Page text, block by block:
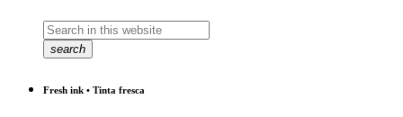
search
Fresh ink • Tinta fresca